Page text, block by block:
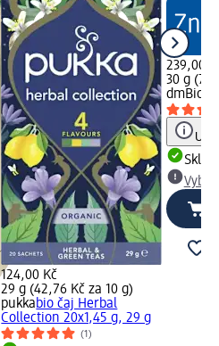
124,00 Kč
29 g (42,76 Kč za 10 g)
pukkabio čaj Herbal
Collection 20x1,45 g, 29 g
(1)
239,00
30 g
dmBio